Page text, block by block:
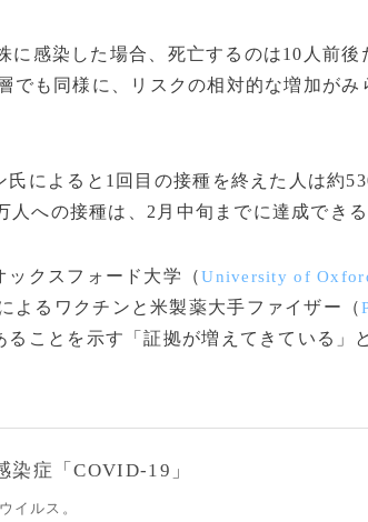
感染した場合、死亡するのは10人前後
でも同様に、リスクの相対的な増加がみ
によると1回目の接種を終えた人は約
への接種は、2月中旬までに達成できる
クスフォード大学（University of
よるワクチンと米製薬大手ファイザー（
ことを示す「証拠が増えてきている」
染症「COVID-19」
イルス。